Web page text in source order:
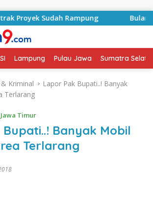
Sudah Rampung Bulan
Lampung Pulau Jawa Sumatra
Kriminal
Lapor Pak Bupati..! Banyak
Terlarang
Jawa Timur
Banyak Mobil
Terlarang